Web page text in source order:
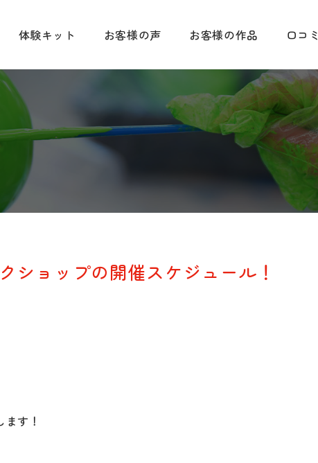
体験キット お客様の声 お客様の作品 口コミ
ショップの開催スケジュール！
す！